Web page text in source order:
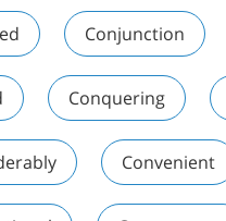
Conjunction
Conquering
Convenient